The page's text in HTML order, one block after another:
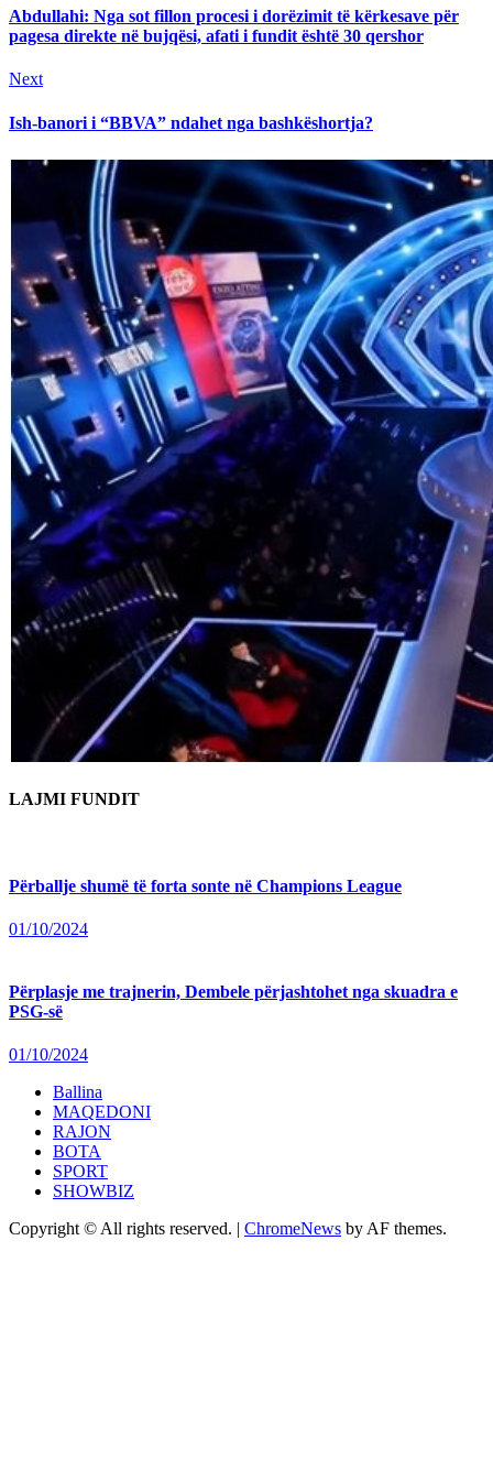
Reading
Abdullahi: Nga sot fillon procesi i dorëzimit të kërkesave për
pagesa direkte në bujqësi, afati i fundit është 30 qershor
NextNext
Ish-banori i “BBVA” ndahet nga bashkëshortja?
LAJMI FUNDIT
Përballje shumë të forta sonte në Champions League
01/10/2024
Përplasje me trajnerin, Dembele përjashtohet nga skuadra e
PSG-së
01/10/2024
Ballina
MAQEDONI
RAJON
BOTA
SPORT
SHOWBIZ
Copyright © All rights reserved.
ChromeNews by AF themes.